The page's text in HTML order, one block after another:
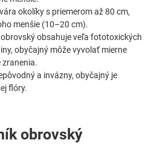
okolíky s priemerom až 80 cm,
menšie (10–20 cm).
obsahuje veľa fototoxických
obyčajný môže vyvolať mierne
zranenia.
a invázny, obyčajný je
flóry.
obrovský